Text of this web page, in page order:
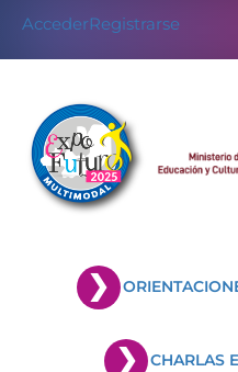
AccederRegistrarse
CHARLAS